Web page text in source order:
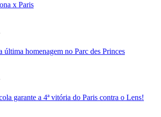
x Paris
última homenagem no Parc des Princes
garante a 4ª vitória do Paris contra o Lens!